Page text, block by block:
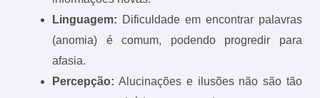
Linguagem: Dificuldade em encontrar palavras
(anomia) é comum, podendo progredir para
afasia.
Percepção: Alucinações e ilusões não são tão